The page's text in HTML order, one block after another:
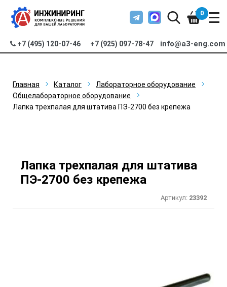
+7 (495) 120-07-46 +7 (925) 097-78-47 info@a3-eng.com
0
Главная Каталог
Лабораторное оборудование
Общелабораторное оборудование
Лапка трехпалая для штатива ПЭ-2700 без крепежа
Лапка трехпалая для штатива
ПЭ-2700 без крепежа
Артикул: 23392